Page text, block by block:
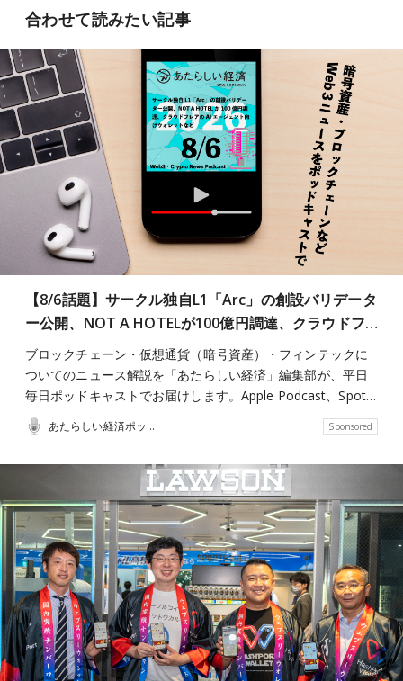
合わせて読みたい記事
【8/6話題】サークル独自L1「Arc」の創設バリデータ
ー公開、NOT A HOTELが100億円調達、クラウドフ…
ブロックチェーン・仮想通貨（暗号資産）・フィンテックに
ついてのニュース解説を「あたらしい経済」編集部が、平日
毎日ポッドキャストでお届けします。Apple Podcast、Spot…
あたらしい経済ポッドキャスト Sponsored